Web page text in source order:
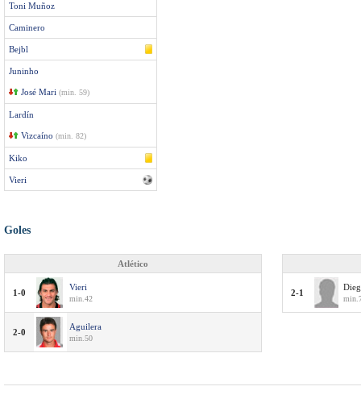
Toni Muñoz
Caminero
Bejbl
Juninho
José Mari (min. 59)
Lardín
Vizcaíno (min. 82)
Kiko
Vieri
Goles
Atlético
1-0
Vieri
min.42
2-0
Aguilera
min.50
2-1